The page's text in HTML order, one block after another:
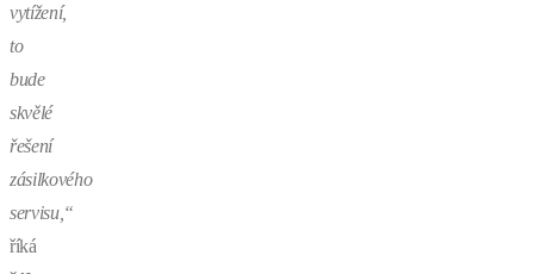
vytížení,
to
bude
skvělé
řešení
zásilkového
servisu,“
říká